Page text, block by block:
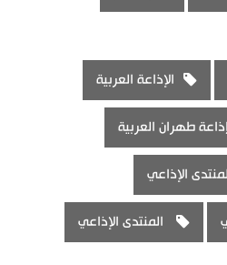
الإذاعة العربية
طهران العربية
الإذاعي
المنتدى الإذاعي